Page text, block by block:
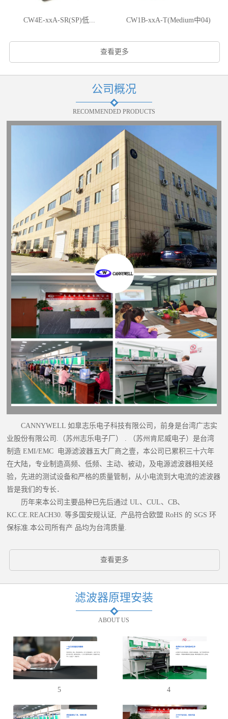
CW4E-xxA-SR(SP)低... CW1B-xxA-T(Medium中04)
查看更多
公司概况
RECOMMENDED PRODUCTS
CANNYWELL 如臯志乐电子科技有限公司，前身是台湾广志实
业股份有限公司.（苏州志乐电子厂） . （苏州肯尼威电子）是台湾
制造 EMI/EMC 电源滤波器五大厂商之壹，本公司已累积三十六年
在大陆，专业制造高频、低频、主动、被动，及电源滤波器相关经
验，先进的测试设备和严格的质量管制，从小电流到大电流的滤波器
皆是我们的专长．
历年来本公司主要品种已先后通过 UL、CUL、CB、
KC.CE.REACH30. 等多国安规认证, 产品符合欧盟 RoHS 的 SGS 环
保标准.本公司所有产 品均为台湾质量.
查看更多
滤波器原理安装
ABOUT US
5 4